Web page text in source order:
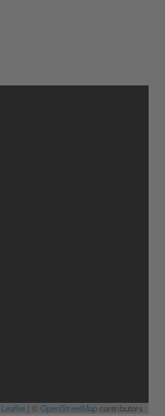
Leaflet OpenStreetMapcontributors